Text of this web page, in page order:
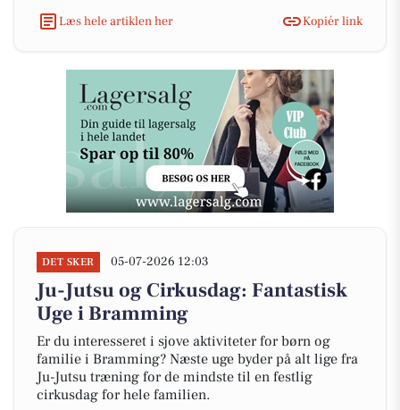
Læs hele artiklen her
Kopiér link
DET SKER 05-07-2026 12:03
Ju-Jutsu og Cirkusdag: Fantastisk
Uge i Bramming
Er du interesseret i sjove aktiviteter for børn og
familie i Bramming? Næste uge byder på alt lige fra
Ju-Jutsu træning for de mindste til en festlig
cirkusdag for hele familien.